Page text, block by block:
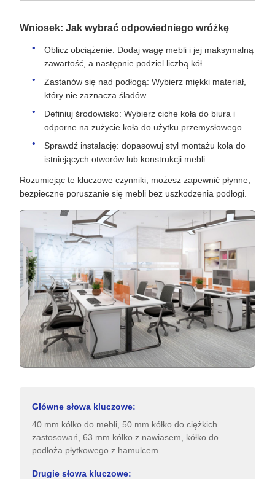
Wniosek: Jak wybrać odpowiedniego wróżkę
Oblicz obciążenie: Dodaj wagę mebli i jej maksymalną
zawartość, a następnie podziel liczbą kół.
Zastanów się nad podłogą: Wybierz miękki materiał,
który nie zaznacza śladów.
Definiuj środowisko: Wybierz ciche koła do biura i
odporne na zużycie koła do użytku przemysłowego.
Sprawdź instalację: dopasowuj styl montażu koła do
istniejących otworów lub konstrukcji mebli.
Rozumiejąc te kluczowe czynniki, możesz zapewnić płynne,
bezpieczne poruszanie się mebli bez uszkodzenia podłogi.
Główne słowa kluczowe:
40 mm kółko do mebli, 50 mm kółko do ciężkich
zastosowań, 63 mm kółko z nawiasem, kółko do
podłoża płytkowego z hamulcem
Drugie słowa kluczowe: